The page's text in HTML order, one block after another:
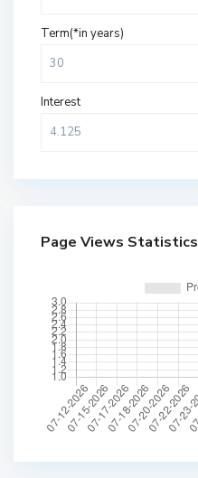
Term(*in years)
Interest
Page Views Statistics